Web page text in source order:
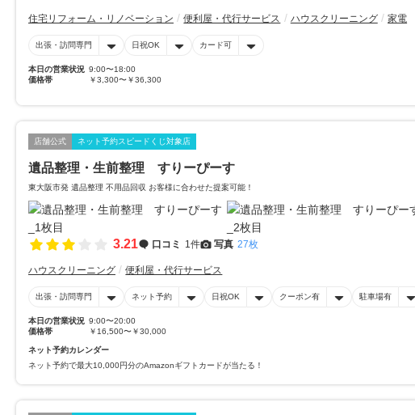
住宅リフォーム・リノベーション 便利屋・代行サービス ハウスクリーニング 家電
出張・訪問専門 日祝OK カード可
本日の営業状況 9:00〜18:00
価格帯
￥3,300〜￥36,300
店舗公式 ネット予約スピードくじ対象店
遺品整理・生前整理 すりーぴーす
東大阪市発 遺品整理 不用品回収 お客様に合わせた提案可能！
3.21 口コミ 1件 写真 27枚
ハウスクリーニング 便利屋・代行サービス
出張・訪問専門 ネット予約 日祝OK クーポン有 駐車場有
本日の営業状況 9:00〜20:00
価格帯
￥16,500〜￥30,000
ネット予約カレンダー
ネット予約で最大10,000円分のAmazonギフトカードが当たる！